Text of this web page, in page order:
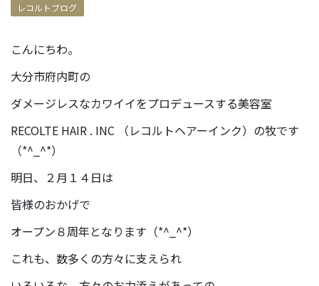
レコルトブログ
こんにちわ。
大分市府内町の
ダメージレスなカワイイをプロデュースする美容室
RECOLTE HAIR . INC （レコルトヘアーインク）の牧です
（*^_^*）
明日、２月１４日は
皆様のおかげで
オープン８周年となります（*^_^*）
これも、数多くの方々に支えられ